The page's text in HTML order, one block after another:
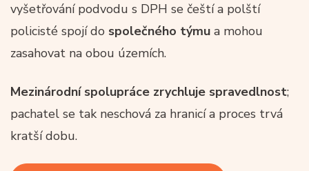
vyšetřování podvodu s DPH se čeští a polští
policisté spojí do společného týmu a mohou
zasahovat na obou územích.
Mezinárodní spolupráce zrychluje spravedlnost;
pachatel se tak neschová za hranicí a proces trvá
kratší dobu.